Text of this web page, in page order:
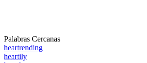
Palabras Cercanas
heartrending
heartily